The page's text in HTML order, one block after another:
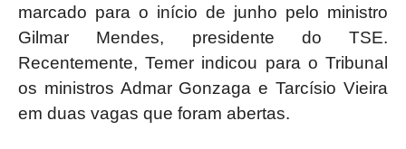
marcado para o início de junho pelo ministro
Gilmar Mendes, presidente do TSE.
Recentemente, Temer indicou para o Tribunal
os ministros Admar Gonzaga e Tarcísio Vieira
em duas vagas que foram abertas.